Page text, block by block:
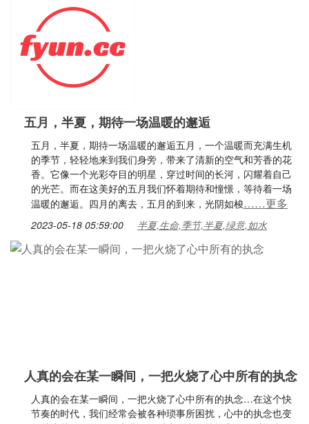
五月，半夏，期待一场温暖的邂逅
五月，半夏，期待一场温暖的邂逅五月，一个温暖而充满生机
的季节，轻轻地来到我们身旁，带来了清新的空气和芳香的花
香。它像一个光彩夺目的明星，穿过时间的长河，闪耀着自己
的光芒。而在这美好的五月我们怀着期待和憧憬，等待着一场
温暖的邂逅。四月的离去，五月的到来，光阴如梭……更多
2023-05-18 05:59:00 半夏,生命,季节,半夏,绿意,如水
人真的会在某一瞬间，一把火烧了心中所有的执念
人真的会在某一瞬间，一把火烧了心中所有的执念…在这个快
节奏的时代，我们经常会被各种琐事所困扰，心中的执念也变